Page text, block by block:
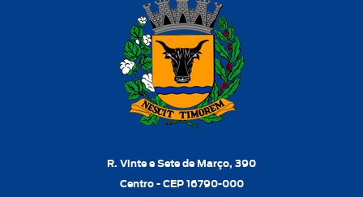
R. Vinte e Sete de Março, 390
Centro - CEP 16790-000